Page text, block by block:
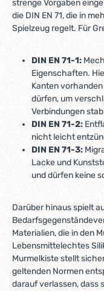
strenge Vorgaben
die DIN EN 71, die in
Spielzeug regelt. Für
DIN EN 71-1:
Eigenschaften.
Kanten
dürfen, um
Verbindungen
DIN EN 71-2:
nicht leicht
DIN EN 71-3:
Lacke und
und dürfen keine
Darüber hinaus spielt
Materialien, die in den
Lebensmittelechtes
Murmelkiste stellt
geltenden Normen
darauf verlassen, dass